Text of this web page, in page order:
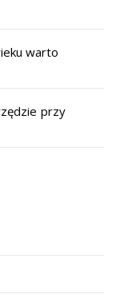
warto
przy